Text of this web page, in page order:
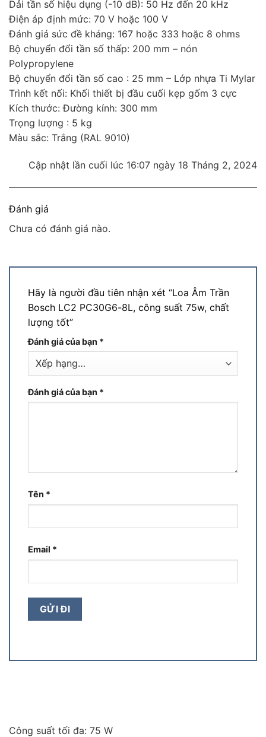
Dải tần số hiệu dụng (-10 dB): 50 Hz đến 20 kHz
Điện áp định mức: 70 V hoặc 100 V
Đánh giá sức đề kháng: 167 hoặc 333 hoặc 8 ohms
Bộ chuyển đổi tần số thấp: 200 mm – nón
Polypropylene
Bộ chuyển đổi tần số cao : 25 mm – Lớp nhựa Ti Mylar
Trình kết nối: Khối thiết bị đầu cuối kẹp gốm 3 cực
Kích thước: Đường kính: 300 mm
Trọng lượng : 5 kg
Màu sắc: Trắng (RAL 9010)
Cập nhật lần cuối lúc 16:07 ngày 18 Tháng 2, 2024
Đánh giá
Chưa có đánh giá nào.
Hãy là người đầu tiên nhận xét “Loa Âm Trần
Bosch LC2 PC30G6-8L, công suất 75w, chất
lượng tốt”
Đánh giá của bạn *
Đánh giá của bạn *
Tên *
Email *
Công suất tối đa: 75 W